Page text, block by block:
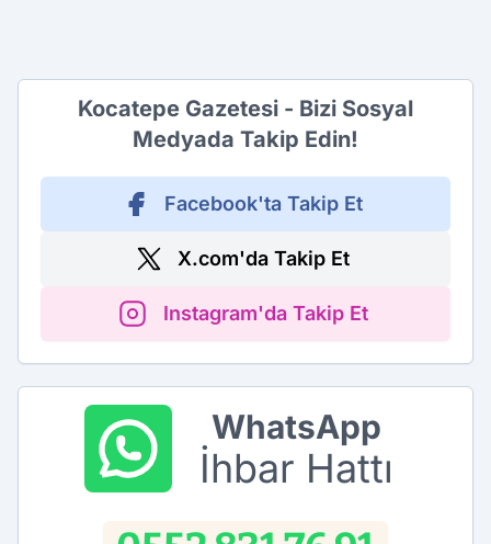
Kocatepe Gazetesi - Bizi Sosyal
Medyada Takip Edin!
Facebook'ta Takip Et
X.com'da Takip Et
Instagram'da Takip Et
WhatsApp
İhbar Hattı